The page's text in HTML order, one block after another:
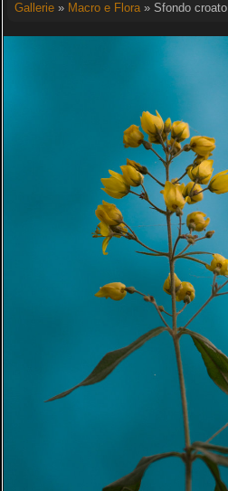
Gallerie» Macro e Flora» Sfondo croato